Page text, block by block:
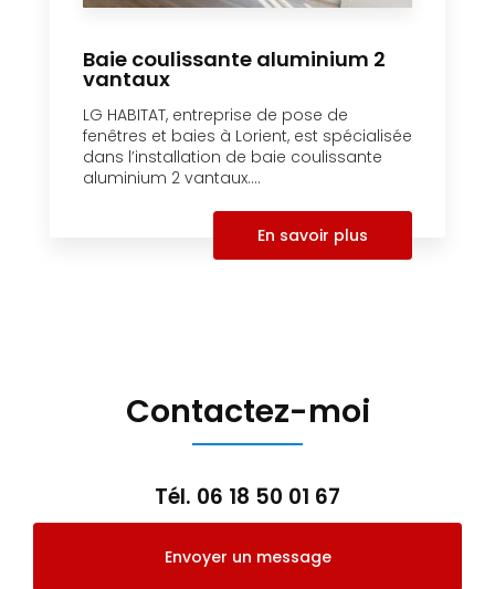
Baie coulissante aluminium 2
vantaux
LG HABITAT, entreprise de pose de
fenêtres et baies à Lorient, est spécialisée
dans l’installation de baie coulissante
aluminium 2 vantaux....
En savoir plus
Contactez-moi
Tél. 06 18 50 01 67
Envoyer un message